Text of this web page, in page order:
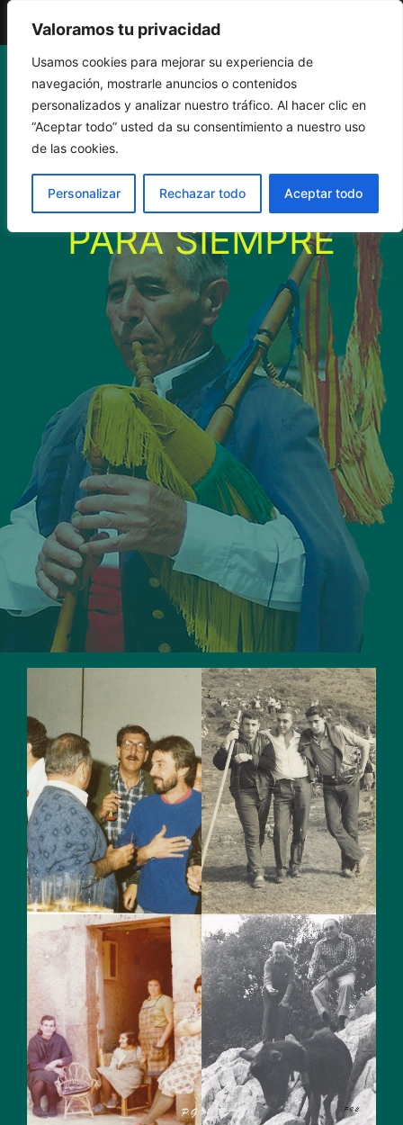
Valoramos tu privacidad
Usamos cookies para mejorar su experiencia de
navegación, mostrarle anuncios o contenidos
personalizados y analizar nuestro tráfico. Al hacer clic en
“Aceptar todo” usted da su consentimiento a nuestro uso
de las cookies.
Personalizar Rechazar todo Aceptar todo
Saltar
contenidoPERSONAS
RECORDADAS
PARA SIEMPRE
El Gaiteru de Llonin